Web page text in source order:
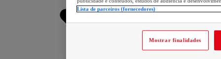
Lista de parceiros (fornecedores)
Mostrar finalidades